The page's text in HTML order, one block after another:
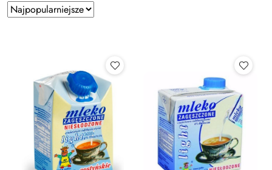
Zastosowano
sortowanie:
Sortuj
według